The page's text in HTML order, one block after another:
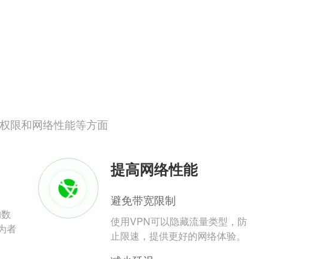
限和网络性能等方面
者
提高网络性能
避免带宽限制
使用VPN可以隐藏流量类型，防
止限速，提供更好的网络体验。